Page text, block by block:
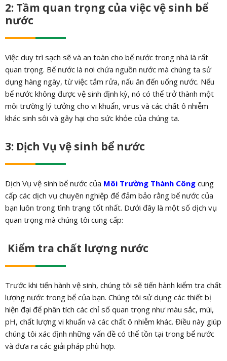
2: Tầm quan trọng của việc vệ sinh bể
nước
Việc duy trì sạch sẽ và an toàn cho bể nước trong nhà là rất
quan trọng. Bể nước là nơi chứa nguồn nước mà chúng ta sử
dụng hàng ngày, từ việc tắm rửa, nấu ăn đến uống nước. Nếu
bể nước không được vệ sinh định kỳ, nó có thể trở thành một
môi trường lý tưởng cho vi khuẩn, virus và các chất ô nhiễm
khác sinh sôi và gây hại cho sức khỏe của chúng ta.
3: Dịch Vụ vệ sinh bể nước
Dịch Vụ vệ sinh bể nước của Môi Trường Thành Côngcung
cấp các dịch vụ chuyên nghiệp để đảm bảo rằng bể nước của
bạn luôn trong tình trạng tốt nhất. Dưới đây là một số dịch vụ
quan trọng mà chúng tôi cung cấp:
Kiểm tra chất lượng nước
Trước khi tiến hành vệ sinh, chúng tôi sẽ tiến hành kiểm tra chất
lượng nước trong bể của bạn. Chúng tôi sử dụng các thiết bị
hiện đại để phân tích các chỉ số quan trọng như màu sắc, mùi,
pH, chất lượng vi khuẩn và các chất ô nhiễm khác. Điều này giúp
chúng tôi xác định những vấn đề có thể tồn tại trong bể nước
và đưa ra các giải pháp phù hợp.